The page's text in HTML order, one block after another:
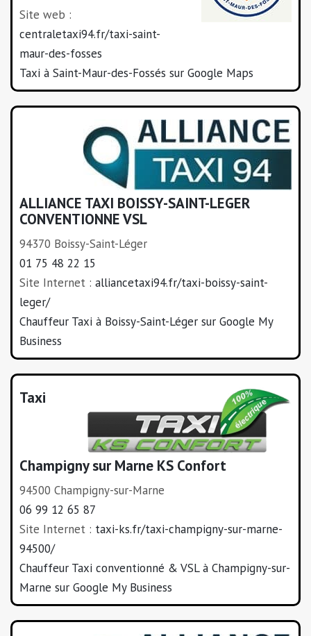
Site web :
centraletaxi94.fr/taxi-saint-
maur-des-fosses
Taxi à Saint-Maur-des-Fossés sur Google Maps
ALLIANCE TAXI BOISSY-SAINT-LEGER
CONVENTIONNE VSL
94370 Boissy-Saint-Léger
01 75 48 22 15
Site Internet : alliancetaxi94.fr/taxi-boissy-saint-
leger/
Chauffeur Taxi à Boissy-Saint-Léger sur Google My
Business
Taxi
Champigny sur Marne KS Confort
94500 Champigny-sur-Marne
06 99 12 65 87
Site Internet : taxi-ks.fr/taxi-champigny-sur-marne-
94500/
Chauffeur Taxi conventionné & VSL à Champigny-sur-
Marne sur Google My Business